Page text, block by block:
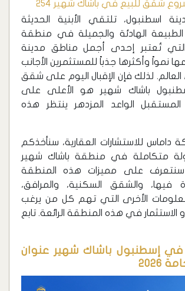
شقق للبيع في باشاك شهير 254
اسطنبول، تلتقي الأبنية الحديثة
الهادئة والجميلة في منطقة
التي تُعتبر إحدى أجمل مناطق مدينة
نمواً وأكثرها جذباً للمستثمرين الأجانب
لذلك فإن الإقبال اليوم على ‏شقق
باشاك شهير هو الأعلى على
المستقبل الواعد المزدهر ينتظر هذه
للاستشارات العقارية، سنأخذكم
متكاملة في منطقة باشاك شهير
سنتعرف على مميزات هذه المنطقة
فيها، والشقق السكنية، والمرافق،
الأخرى التي تهم كل من يرغب
الاستثمار في هذه المنطقة الرائعة. تابع
إسطنبول باشاك شهير عنوان
2026